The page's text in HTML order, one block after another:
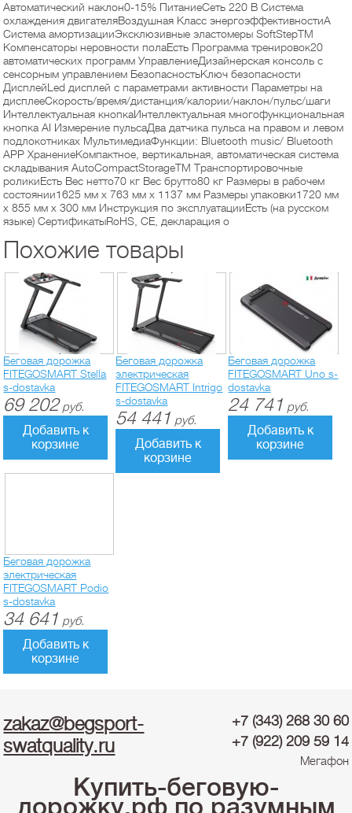
Автоматический наклон0-15% ПитаниеСеть 220 В Система
охлаждения двигателяВоздушная Класс энергоэффективностиA
Система амортизацииЭксклюзивные эластомеры SoftStepTM
Компенсаторы неровности полаЕсть Программа тренировок20
автоматических программ УправлениеДизайнерская консоль с
сенсорным управлением БезопасностьКлюч безопасности
ДисплейLed дисплей с параметрами активности Параметры на
дисплееСкорость/время/дистанция/калории/наклон/пульс/шаги
Интеллектуальная кнопкаИнтеллектуальная многофункциональная
кнопка AI Измерение пульсаДва датчика пульса на правом и левом
подлокотниках МультимедиаФункции: Bluetooth music/ Bluetooth
APP ХранениеКомпактное, вертикальная, автоматическая система
складывания AutoCompactStorageTM Транспортировочные
роликиЕсть Вес нетто70 кг Вес брутто80 кг Размеры в рабочем
состоянии1625 мм х 763 мм х 1137 мм Размеры упаковки1720 мм
х 855 мм х 300 мм Инструкция по эксплуатацииЕсть (на русском
языке) СертификатыRoHS, CE, декларация о
Похожие товары
Беговая дорожка
FITEGOSMART Stella
s-dostavka
69 202 руб.
Добавить к
корзине
Беговая дорожка
электрическая
FITEGOSMART Intrigo
s-dostavka
54 441 руб.
Добавить к
корзине
Беговая дорожка
FITEGOSMART Uno s-
dostavka
24 741 руб.
Добавить к
корзине
Беговая дорожка
электрическая
FITEGOSMART Podio
s-dostavka
34 641 руб.
Добавить к
корзине
+7 (343) 268 30 60
+7 (922) 209 59 14
Мегафон
zakaz@begsport-
swatquality.ru
Купить-беговую-
дорожку.рф по разумным